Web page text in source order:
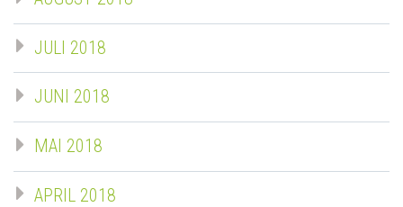
JULI 2018
JUNI 2018
MAI 2018
APRIL 2018